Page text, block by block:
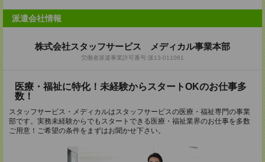
派遣会社情報
株式会社スタッフサービス メディカル事業本部
労働者派遣事業許可番号:派13-011061
医療・福祉に特化！未経験からスタートOKのお仕事多
数！
スタッフサービス・メディカルはスタッフサービスの医療・福祉専門の事業
部です。実務未経験からでもスタートできる医療・福祉業界のお仕事を多数
ご用意！ご希望の条件をまずはお聞かせ下さい。